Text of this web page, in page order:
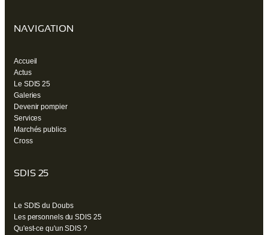
NAVIGATION
Accueil
Actus
Le SDIS 25
Galeries
Devenir pompier
Services
Marchés publics
Cross
SDIS 25
Le SDIS du Doubs
Les personnels du SDIS 25
Qu'est-ce qu'un SDIS ?